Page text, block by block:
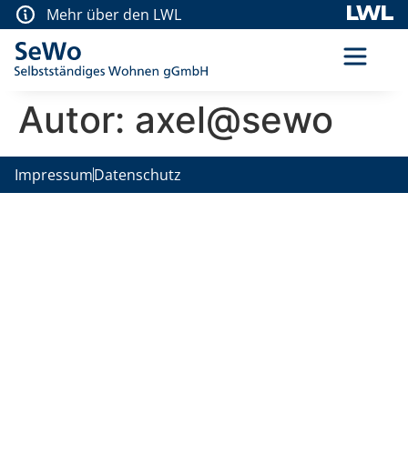
Mehr über den LWL
Autor: axel@sewo
ImpressumDatenschutz